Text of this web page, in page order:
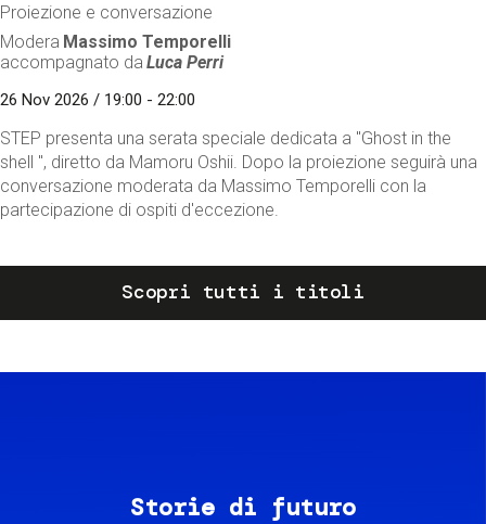
Proiezione e conversazione
Modera Massimo Temporelli
accompagnato da Luca Perri
26 Nov 2026 / 19:00 - 22:00
STEP presenta una serata speciale dedicata a "Ghost in the
shell ", diretto da Mamoru Oshii. Dopo la proiezione seguirà una
conversazione moderata da Massimo Temporelli con la
partecipazione di ospiti d'eccezione.
Scopri tutti i titoli
Storie di futuro